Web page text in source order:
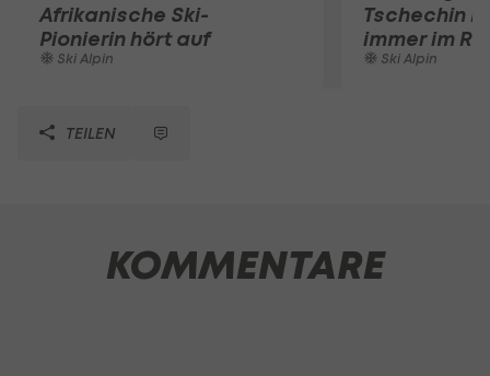
Afrikanische Ski-
Pionierin hört auf
Ski Alpin
Tschechin
immer im
Ski Alpin
TEILEN
KOMMENTARE